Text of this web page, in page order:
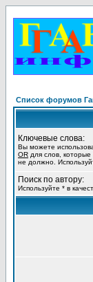
Список форумов
Ключевые слова:
Вы можете
OR для слов, которые
не должно.
Поиск по автору:
Используйте * в